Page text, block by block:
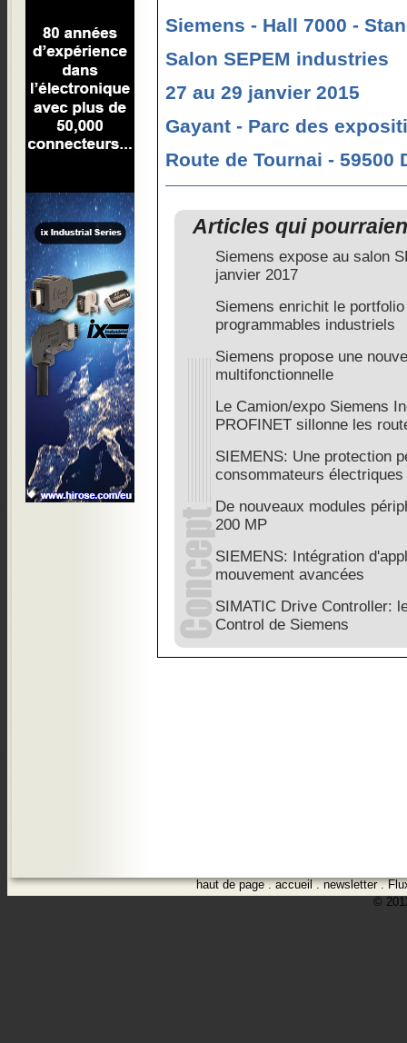
Siemens - Hall 7000 -
Salon SEPEM industries
27 au 29 janvier 2015
Gayant - Parc des
Route de Tournai - 59500
Articles qui
Siemens expose au salon
janvier 2017
Siemens enrichit le
programmables industriels
Siemens propose une
multifonctionnelle
Le Camion/expo Siemens
PROFINET sillonne les
SIEMENS: Une protection
consommateurs électriques
De nouveaux modules
200 MP
SIEMENS: Intégration
mouvement avancées
SIMATIC Drive Controller:
Control de Siemens
haut de page.accueil.newsletter.
©